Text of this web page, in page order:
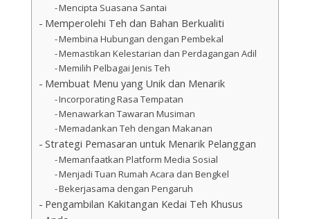
Mencipta Suasana Santai
Memperolehi Teh dan Bahan Berkualiti
Membina Hubungan dengan Pembekal
Memastikan Kelestarian dan Perdagangan Adil
Memilih Pelbagai Jenis Teh
Membuat Menu yang Unik dan Menarik
Incorporating Rasa Tempatan
Menawarkan Tawaran Musiman
Memadankan Teh dengan Makanan
Strategi Pemasaran untuk Menarik Pelanggan
Memanfaatkan Platform Media Sosial
Menjadi Tuan Rumah Acara dan Bengkel
Bekerjasama dengan Pengaruh
Pengambilan Kakitangan Kedai Teh Khusus